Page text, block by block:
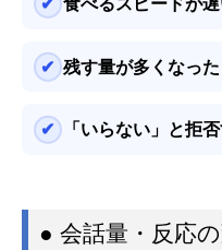
食べるスピードが
残す量が多くなった
「いらない」と拒
● 会話量・反応